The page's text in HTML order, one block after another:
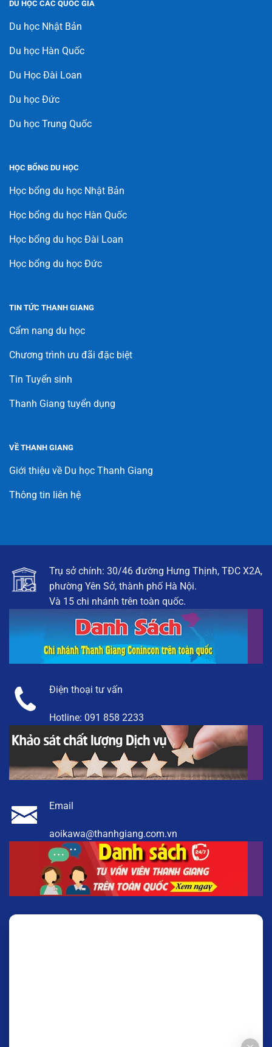
DU HỌC CÁC QUỐC GIA
Du học Nhật Bản
Du học Hàn Quốc
Du Học Đài Loan
Du học Đức
Du học Trung Quốc
HỌC BỔNG DU HỌC
Học bổng du học Nhật Bản
Học bổng du học Hàn Quốc
Học bổng du học Đài Loan
Học bổng du học Đức
TIN TỨC THANH GIANG
Cẩm nang du học
Chương trình ưu đãi đặc biệt
Tin Tuyển sinh
Thanh Giang tuyển dụng
VỀ THANH GIANG
Giới thiệu về Du học Thanh Giang
Thông tin liên hệ
Trụ sở chính: 30/46 đường Hưng Thịnh, TĐC X2A,
phường Yên Sở, thành phố Hà Nội.
Và 15 chi nhánh trên toàn quốc.
Điện thoại tư vấn
Hotline: 091 858 2233
Email
aoikawa@thanhgiang.com.vn